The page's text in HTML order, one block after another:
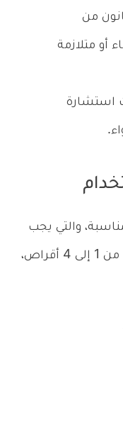
من
أو متلازمة
استشارة
والتي يجب
الالتزام بها دون تعديل، وغالبا تكون من 1 إلى 4 أقراص،